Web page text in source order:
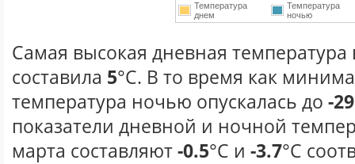
Температура
днем
Температура
ночью
Самая высокая дневная температура
составила 5°С. В то время как
температура ночью опускалась до -29
показатели дневной и ночной
марта составляют-0.5°С и -3.7°С